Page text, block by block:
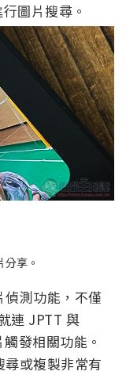
圖片搜尋。
享。
測功能，不僅
連 JPTT 與
發相關功能。
或複製非常有